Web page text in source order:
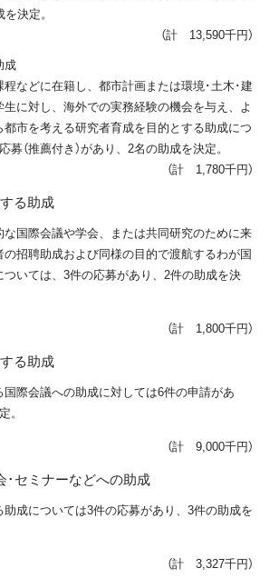
決定。
（計 13,590千円）
成
程などに在籍し、都市計画または環境･土木･建
に対し、海外での実務経験の機会を与え、よ
都市を考える研究者育成を目的とする助成につ
募（推薦付き）があり、2名の助成を決定。
（計 1,780千円）
する助成
国際会議や学会、または共同研究のために来
の招聘助成および同様の目的で渡航するわが国
いては、3件の応募があり、2件の助成を決
（計 1,800千円）
する助成
際会議への助成に対しては6件の申請があ
。
（計 9,000千円）
･セミナーなどへの助成
助成については3件の応募があり、3件の助成を
（計 3,327千円）